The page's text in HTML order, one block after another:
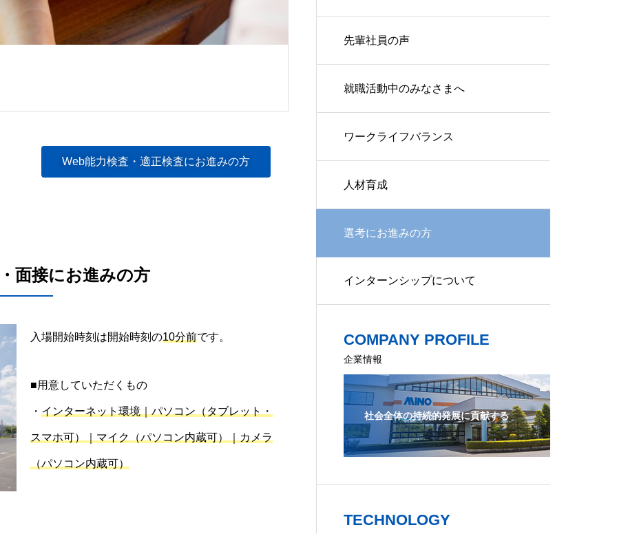
Web能力検査・適正検査にお進みの方
面接にお進みの方
入場開始時刻は開始時刻の10分前です。
■用意していただくもの
・ インターネット環境｜パソコン（タブレット・
スマホ可）｜マイク（パソコン内蔵可）｜カメラ
（パソコン内蔵可）
先輩社員の声
就職活動中のみなさまへ
ワークライフバランス
人材育成
選考にお進みの方
インターンシップについて
COMPANY PROFILE
企業情報
社会全体の持続的発展に貢献する
TECHNOLOGY